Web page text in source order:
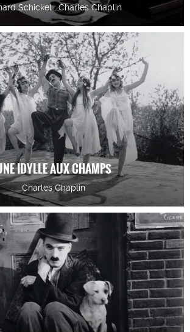
Schickel , Charles Chaplin
IDYLLE AUX CHAMPS
Charles Chaplin